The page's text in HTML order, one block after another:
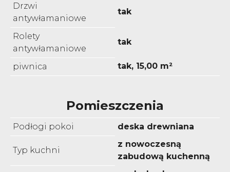
Drzwi
antywłamaniowe
tak
Rolety
antywłamaniowe
tak
piwnica tak, 15,00 m²
Pomieszczenia
Podłogi pokoi deska drewniana
Typ kuchni
z nowoczesną
zabudową kuchenną